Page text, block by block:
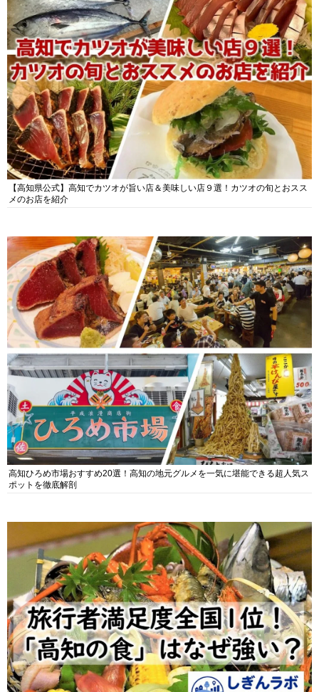
【高知県公式】高知でカツオが旨い店＆美味しい店９選！カツオの旬とおスス
メのお店を紹介
高知ひろめ市場おすすめ20選！高知の地元グルメを一気に堪能できる超人気ス
ポットを徹底解剖